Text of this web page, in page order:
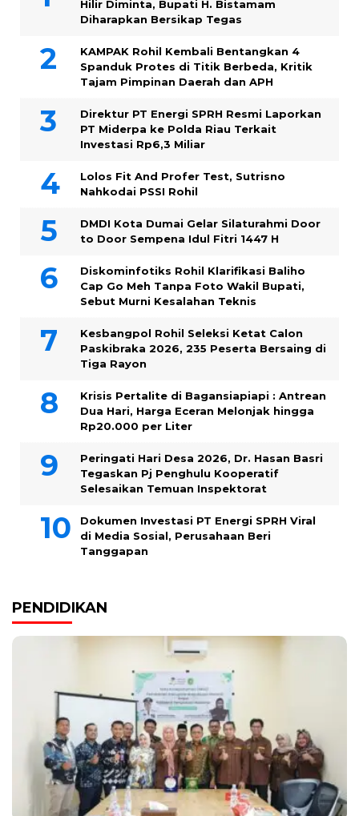
Hilir Diminta, Bupati H. Bistamam
Diharapkan Bersikap Tegas
KAMPAK Rohil Kembali Bentangkan 4
Spanduk Protes di Titik Berbeda, Kritik
Tajam Pimpinan Daerah dan APH
Direktur PT Energi SPRH Resmi Laporkan
PT Miderpa ke Polda Riau Terkait
Investasi Rp6,3 Miliar
Lolos Fit And Profer Test, Sutrisno
Nahkodai PSSI Rohil
DMDI Kota Dumai Gelar Silaturahmi Door
to Door Sempena Idul Fitri 1447 H
Diskominfotiks Rohil Klarifikasi Baliho
Cap Go Meh Tanpa Foto Wakil Bupati,
Sebut Murni Kesalahan Teknis
Kesbangpol Rohil Seleksi Ketat Calon
Paskibraka 2026, 235 Peserta Bersaing di
Tiga Rayon
Krisis Pertalite di Bagansiapiapi : Antrean
Dua Hari, Harga Eceran Melonjak hingga
Rp20.000 per Liter
Peringati Hari Desa 2026, Dr. Hasan Basri
Tegaskan Pj Penghulu Kooperatif
Selesaikan Temuan Inspektorat
Dokumen Investasi PT Energi SPRH Viral
di Media Sosial, Perusahaan Beri
Tanggapan
PENDIDIKAN